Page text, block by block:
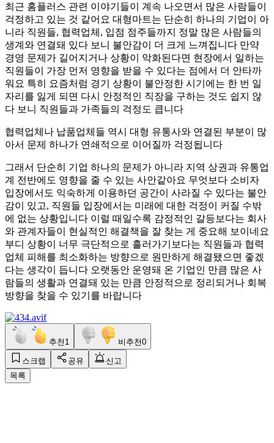
최근 홈플러스 관련 이야기들이 계속 나오면서 많은 사람들이
걱정하고 있는 것 같어요 대형마트는 단순히 하나의 기업이 아
니라 직원들, 협력업체, 입점 점주들까지 정말 많은 사람들의
생계와 연결돼 있다 보니 불안감이 더 크게 느껴집니다 만약
경영 문제가 길어지거나 상황이 악화된다면 현장에서 일하는
직원들이 가장 먼저 영향을 받을 수 있다는 점에서 더 안타까
워요 특히 요즘처럼 경기 상황이 불안정한 시기에는 한 번 일
자리를 잃게 되면 다시 안정적인 직장을 구하는 것도 쉽지 않
다 보니 직원들과 가족들의 걱정도 큽니다
협력업체나 납품업체들 역시 대형 유통사와 연결된 부분이 많
아서 문제 하나가 연쇄적으로 이어질까 걱정됩니다
그래서 단순히 기업 하나의 문제가 아니라 지역 상권과 유통업
계 전반에도 영향을 줄 수 있는 사안같아요 무엇보다 소비자
입장에서도 익숙하게 이용하던 공간이 사라질 수 있다는 불안
감이 있고, 직원들 입장에서는 미래에 대한 걱정이 커질 수밖
에 없는 상황입니다 이럴 때일수록 감정적인 갈등보다는 회사
와 관계자들이 현실적인 해결책을 잘 찾는 게 중요해 보이네요
부디 상황이 너무 극단적으로 흘러가기보다는 직원들과 협력
업체 피해를 최소화하는 방향으로 원만하게 해결됐으면 좋겠
다는 생각이 듭니다 오랫동안 운영돼 온 기업인 만큼 많은 사
람들의 생활과 연결돼 있는 만큼 안정적으로 정리되거나 회복
방향을 찾을 수 있기를 바랍니다
추천 1 비추천0
스크랩 공유
신고
목록